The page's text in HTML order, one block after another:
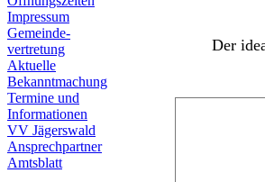
Impressum
Gemeinde-
vertretung
Aktuelle
Bekanntmachung
Termine und
Informationen
VV Jägerswald
Ansprechpartner
Amtsblatt
Der